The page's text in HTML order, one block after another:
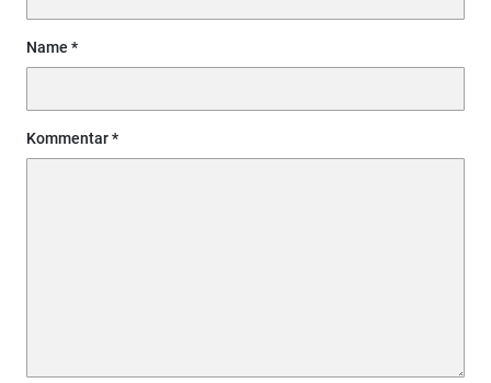
Name
Kommentar